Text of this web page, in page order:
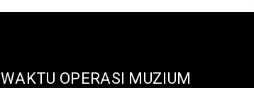
WAKTU OPERASI MUZIUM